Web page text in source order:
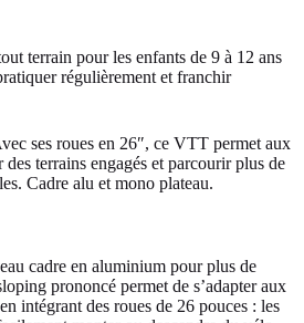
terrain pour les enfants de 9 à 12 ans
régulièrement et franchir
ses roues en 26″, ce VTT permet aux
terrains engagés et parcourir plus de
Cadre alu et mono plateau.
cadre en aluminium pour plus de
prononcé permet de s’adapter aux
intégrant des roues de 26 pouces : les